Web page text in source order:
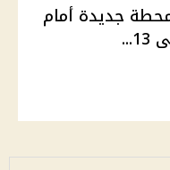
جديدة أمام